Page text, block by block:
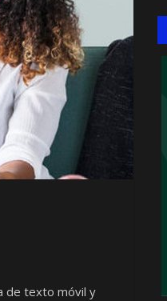
de texto móvil y